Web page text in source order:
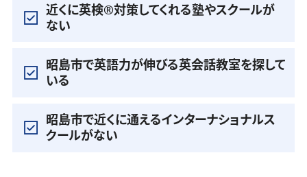
近くに英検®️対策してくれる塾やスクールが
ない
昭島市で英語力が伸びる英会話教室を探して
いる
昭島市で近くに通えるインターナショナルス
クールがない